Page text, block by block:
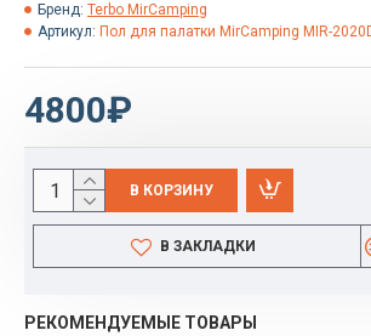
4800₽
Бренд: Terbo MirCamping
Артикул: Пол для палатки MirCamping MIR-
В КОРЗИНУ
В ЗАКЛАДКИ
РЕКОМЕНДУЕМЫЕ ТОВАРЫ